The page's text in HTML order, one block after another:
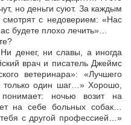
но деньги суют. За каждым
смотрят с недоверием: «Нас
будете плохо лечить»…
денег, ни славы, а иногда
врач и писатель Джеймс
ветеринара»: «Лучшего
только один шаг…» Хорошо,
ночью возит на
на себе больных собак…
с другой профессией…»